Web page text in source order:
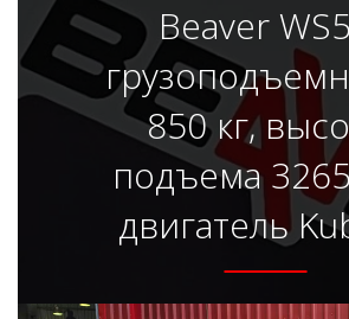
Beaver
850 кг,
подъема
двигатель